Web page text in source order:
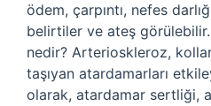
ödem, çarpıntı, nefes
belirtiler ve ateş görülebilir.
nedir? Arterioskleroz,
taşıyan atardamarları
olarak, atardamar sertliği,